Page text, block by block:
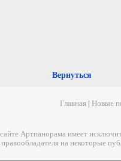
Вернуться
Главная Новые
Артпанорама имеет
на некоторые